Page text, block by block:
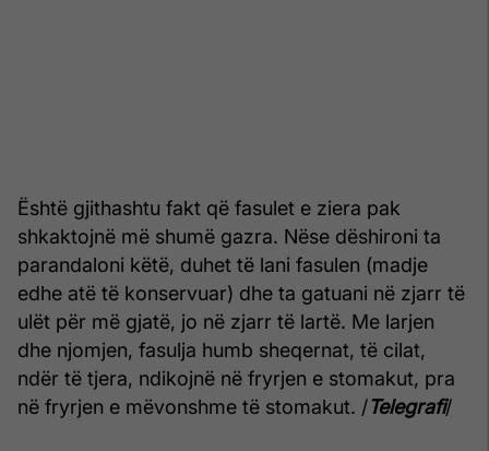
Është gjithashtu fakt që fasulet e ziera pak
shkaktojnë më shumë gazra. Nëse dëshironi ta
parandaloni këtë, duhet të lani fasulen (madje
edhe atë të konservuar) dhe ta gatuani në zjarr të
ulët për më gjatë, jo në zjarr të lartë. Me larjen
dhe njomjen, fasulja humb sheqernat, të cilat,
ndër të tjera, ndikojnë në fryrjen e stomakut, pra
në fryrjen e mëvonshme të stomakut. /Telegrafi/